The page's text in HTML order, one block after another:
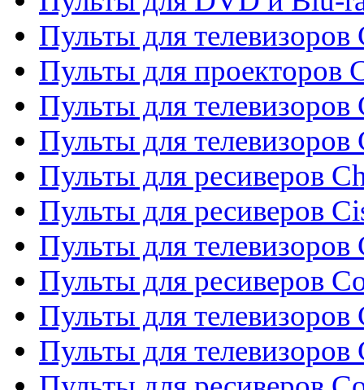
Пульты для телевизоров
Пульты для проекторов
Пульты для телевизоров
Пульты для телевизоров
Пульты для ресиверов
Пульты для ресиверов
Пульты для телевизоров
Пульты для ресиверов
Пульты для телевизоров
Пульты для телевизоров